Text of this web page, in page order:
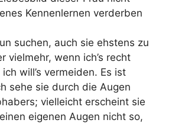
Kennenlernen verderben
suchen, auch sie ehstens zu
vielmehr, wenn ich’s recht
will’s vermeiden. Es ist
sehe sie durch die Augen
vielleicht erscheint sie
eigenen Augen nicht so,